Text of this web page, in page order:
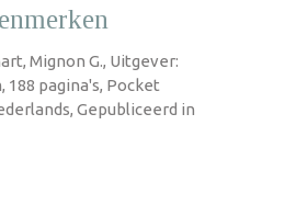
Mignon G., Uitgever:
188 pagina's, Pocket
Gepubliceerd in